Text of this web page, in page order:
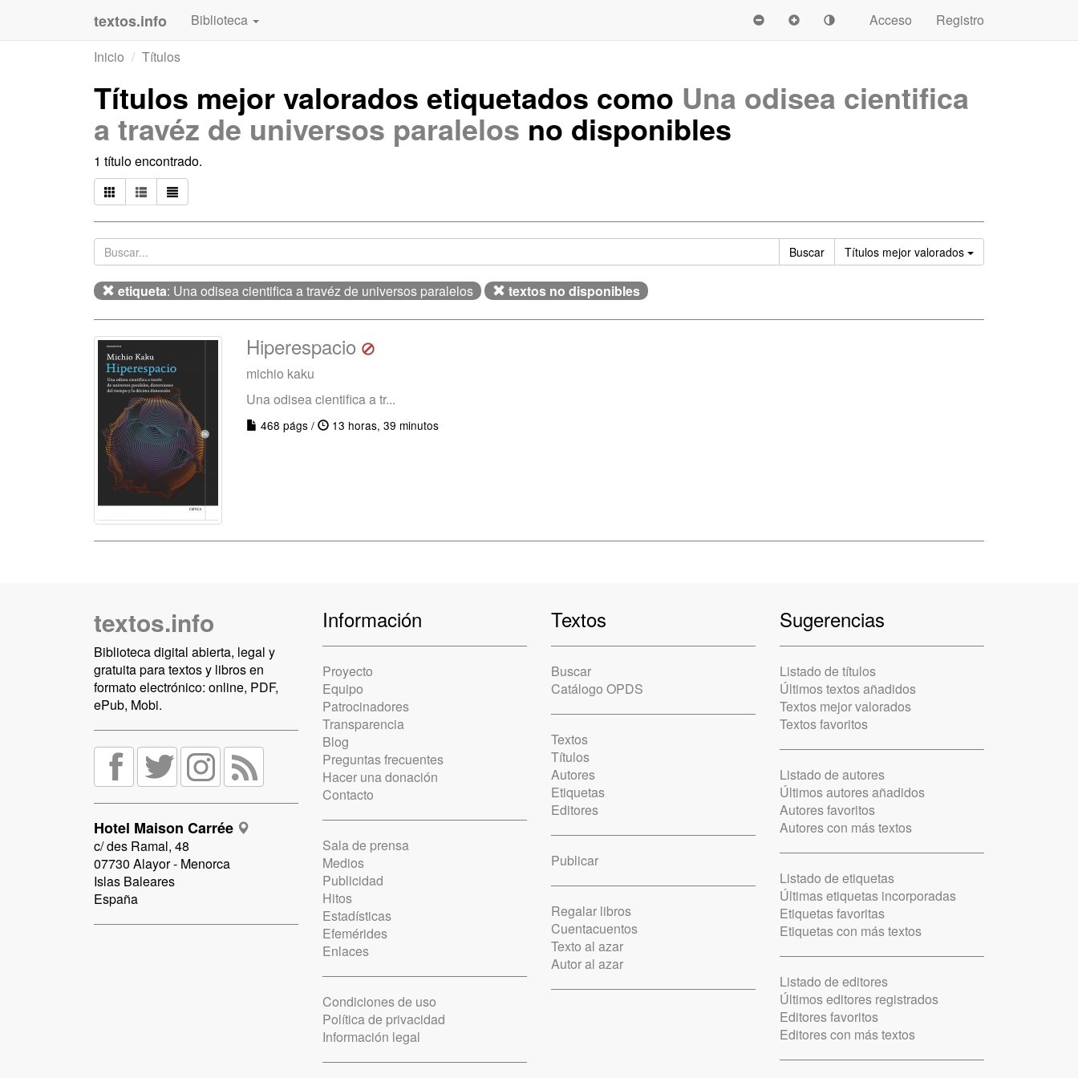
textos.info Biblioteca Acceso
Registro
Inicio
Títulos
Títulos mejor valorados etiquetados como Una odisea cientifica
a travéz de universos paralelos no disponibles
1 título encontrado.
Buscar Títulos mejor valorados Ordenar
etiqueta: Una odisea cientifica a travéz de universos paralelos textos no disponibles
Hiperespacio
michio kaku
Una odisea cientifica a tr...
468 págs / 13 horas, 39 minutos
textos.info
Biblioteca digital abierta, legal y
gratuita para textos y libros en
formato electrónico: online, PDF,
ePub, Mobi.
Hotel Maison Carrée
c/ des Ramal, 48
07730 Alayor - Menorca
Islas Baleares
España
Información
Proyecto
Equipo
Patrocinadores
Transparencia
Blog
Preguntas frecuentes
Hacer una donación
Contacto
Sala de prensa
Medios
Publicidad
Hitos
Estadísticas
Efemérides
Enlaces
Condiciones de uso
Política de privacidad
Información legal
Textos
Buscar
Catálogo OPDS
Textos
Títulos
Autores
Etiquetas
Editores
Publicar
Regalar libros
Cuentacuentos
Texto al azar
Autor al azar
Sugerencias
Listado de títulos
Últimos textos añadidos
Textos mejor valorados
Textos favoritos
Listado de autores
Últimos autores añadidos
Autores favoritos
Autores con más textos
Listado de etiquetas
Últimas etiquetas incorporadas
Etiquetas favoritas
Etiquetas con más textos
Listado de editores
Últimos editores registrados
Editores favoritos
Editores con más textos